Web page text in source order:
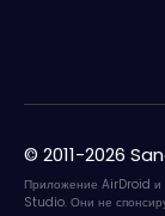
© 2011-2026
Приложение AirDroid и
Studio. Они не